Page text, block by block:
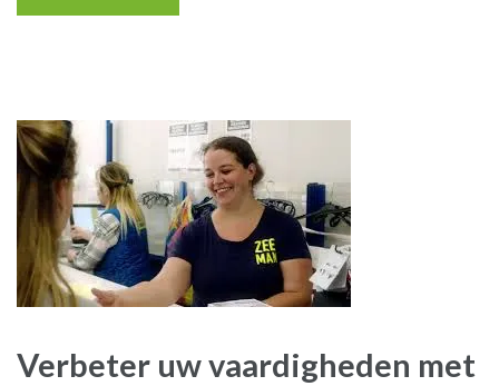
Verbeter uw vaardigheden met